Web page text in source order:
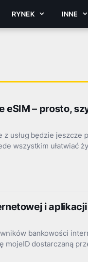
RYNEK INNE
eSIM – prosto,
z usług będzie jeszcze
wszystkim ułatwiać
i aplikacji
bankowości
mojeID dostarczaną